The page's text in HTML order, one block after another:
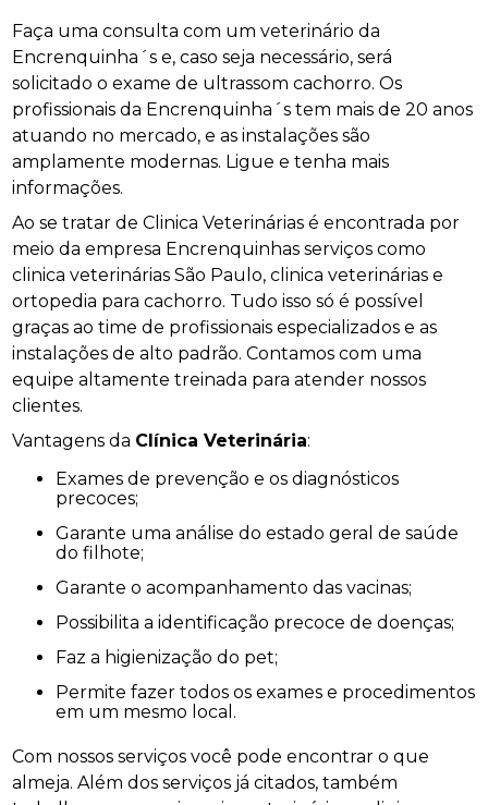
Faça uma consulta com um veterinário da
Encrenquinha´s e, caso seja necessário, será
solicitado o exame de ultrassom cachorro. Os
profissionais da Encrenquinha´s tem mais de 20 anos
atuando no mercado, e as instalações são
amplamente modernas. Ligue e tenha mais
informações.
Ao se tratar de Clinica Veterinárias é encontrada por
meio da empresa Encrenquinhas serviços como
clinica veterinárias São Paulo, clinica veterinárias e
ortopedia para cachorro. Tudo isso só é possível
graças ao time de profissionais especializados e as
instalações de alto padrão. Contamos com uma
equipe altamente treinada para atender nossos
clientes.
Vantagens da Clínica Veterinária:
Exames de prevenção e os diagnósticos
precoces;
Garante uma análise do estado geral de saúde
do filhote;
Garante o acompanhamento das vacinas;
Possibilita a identificação precoce de doenças;
Faz a higienização do pet;
Permite fazer todos os exames e procedimentos
em um mesmo local.
Com nossos serviços você pode encontrar o que
almeja. Além dos serviços já citados, também